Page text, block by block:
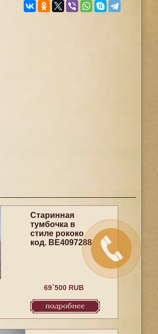
Старинная
тумбочка в
стиле рококо
код. BE4097288
69`500 RUB
подробнее